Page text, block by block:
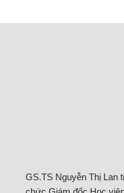
GS.TS Nguyễn Thị Lan